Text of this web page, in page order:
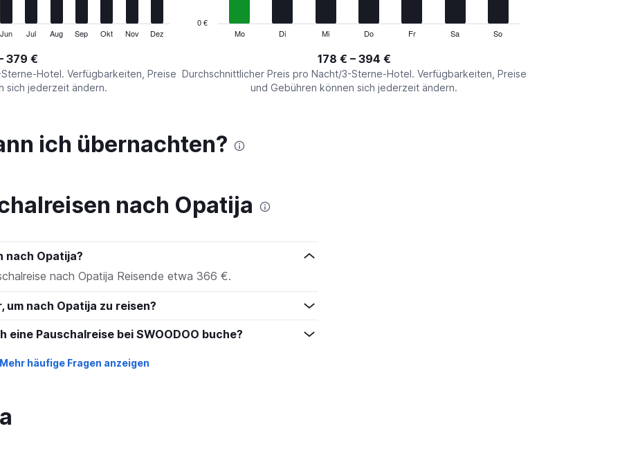
Jun Jul Aug Sep Okt Nov Dez
379 €
Hotel. Verfügbarkeiten, Preise
sich jederzeit ändern.
values.
Mo Di Mi Do Fr Sa So
0 €
178 € – 394 €
Durchschnittlicher Preis pro Nacht/3-Sterne-Hotel. Verfügbarkeiten, Preise
und Gebühren können sich jederzeit ändern.
ich übernachten?
nach Opatija
nach Opatija?
nach Opatija Reisende etwa 366 €.
um nach Opatija zu reisen?
eine Pauschalreise bei SWOODOO buche?
Mehr häufige Fragen anzeigen